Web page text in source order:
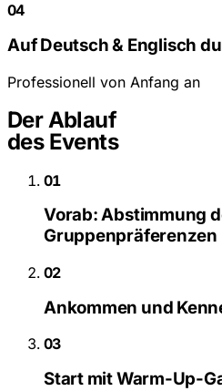
04
Auf Deutsch & Englisch
Professionell von Anfang an
Der Ablauf
des Events
01
Vorab: Abstimmung
Gruppenpräferenzen
02
Ankommen und
03
Start mit Warm-Up-